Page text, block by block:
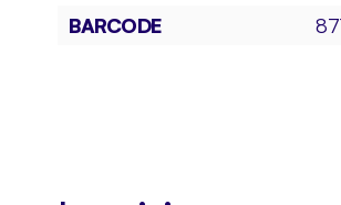
BARCODE